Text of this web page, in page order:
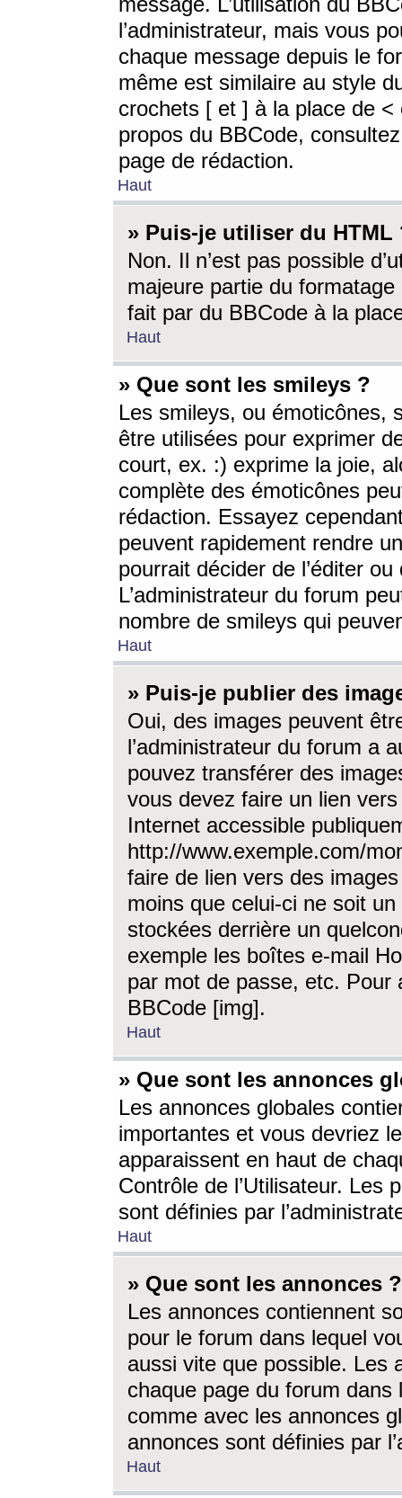
l’administrateur, mais vous
chaque message depuis le
même est similaire au style
crochets [ et ] à la place de <
propos du BBCode,
page de rédaction.
Haut
» Puis-je utiliser du HTML
Non. Il n’est pas possible
majeure partie du
fait par du BBCode à la
Haut
» Que sont les smileys ?
Les smileys, ou émoticônes,
être utilisées pour exprimer
court, ex. :) exprime la joie,
complète des émoticônes
rédaction. Essayez
peuvent rapidement rendre
pourrait décider de l’éditer
L’administrateur du forum
nombre de smileys qui
Haut
» Puis-je publier des
Oui, des images peuvent
l’administrateur du forum a
pouvez transférer des
vous devez faire un lien
Internet accessible
http://www.exemple.com/
faire de lien vers des
moins que celui-ci ne soit
stockées derrière un
exemple les boîtes e-mail
par mot de passe, etc. Pour
BBCode [img].
Haut
» Que sont les annonces
Les annonces globales
importantes et vous devriez
apparaissent en haut de
Contrôle de l’Utilisateur. Les
sont définies par
Haut
» Que sont les annonces ?
Les annonces contiennent
pour le forum dans lequel
aussi vite que possible. Les
chaque page du forum dans
comme avec les annonces
annonces sont définies par
Haut